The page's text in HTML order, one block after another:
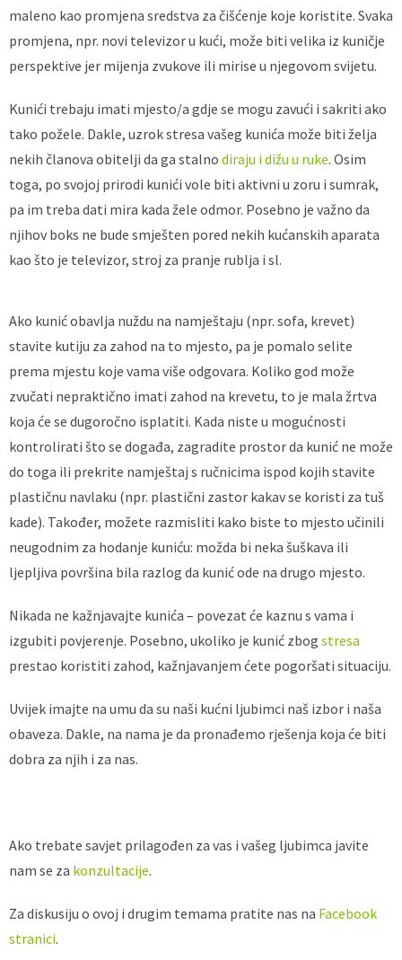
maleno kao promjena sredstva za čišćenje koje koristite. Svaka
promjena, npr. novi televizor u kući, može biti velika iz kuničje
perspektive jer mijenja zvukove ili mirise u njegovom svijetu.
Kunići trebaju imati mjesto/a gdje se mogu zavući i sakriti ako
tako požele. Dakle, uzrok stresa vašeg kunića može biti želja
nekih članova obitelji da ga stalno diraju i dižu u ruke. Osim
toga, po svojoj prirodi kunići vole biti aktivni u zoru i sumrak,
pa im treba dati mira kada žele odmor. Posebno je važno da
njihov boks ne bude smješten pored nekih kućanskih aparata
kao što je televizor, stroj za pranje rublja i sl.
Ako kunić obavlja nuždu na namještaju (npr. sofa, krevet)
stavite kutiju za zahod na to mjesto, pa je pomalo selite
prema mjestu koje vama više odgovara. Koliko god može
zvučati nepraktično imati zahod na krevetu, to je mala žrtva
koja će se dugoročno isplatiti. Kada niste u mogućnosti
kontrolirati što se događa, zagradite prostor da kunić ne može
do toga ili prekrite namještaj s ručnicima ispod kojih stavite
plastičnu navlaku (npr. plastični zastor kakav se koristi za tuš
kade). Također, možete razmisliti kako biste to mjesto učinili
neugodnim za hodanje kuniću: možda bi neka šuškava ili
ljepljiva površina bila razlog da kunić ode na drugo mjesto.
Nikada ne kažnjavajte kunića – povezat će kaznu s vama i
izgubiti povjerenje. Posebno, ukoliko je kunić zbog stresa
prestao koristiti zahod, kažnjavanjem ćete pogoršati situaciju.
Uvijek imajte na umu da su naši kućni ljubimci naš izbor i naša
obaveza. Dakle, na nama je da pronađemo rješenja koja će biti
dobra za njih i za nas.
Ako trebate savjet prilagođen za vas i vašeg ljubimca javite
nam se za konzultacije.
Za diskusiju o ovoj i drugim temama pratite nas na Facebook
stranici.